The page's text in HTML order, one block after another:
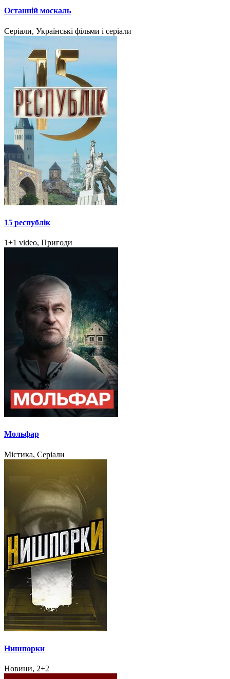
Останній москаль
Серіали, Українські фільми і серіали
15 республік
1+1 video, Пригоди
Мольфар
Містика, Серіали
Нишпорки
Новини, 2+2